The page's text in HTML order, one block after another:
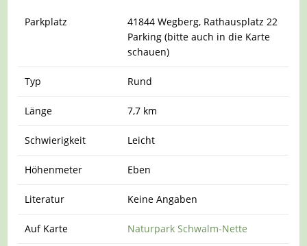
Parkplatz
41844 Wegberg, Rathausplatz 22
Parking (bitte auch in die Karte
schauen)
Typ Rund
Länge 7,7 km
Schwierigkeit Leicht
Höhenmeter Eben
Literatur Keine Angaben
Auf Karte Naturpark Schwalm-Nette